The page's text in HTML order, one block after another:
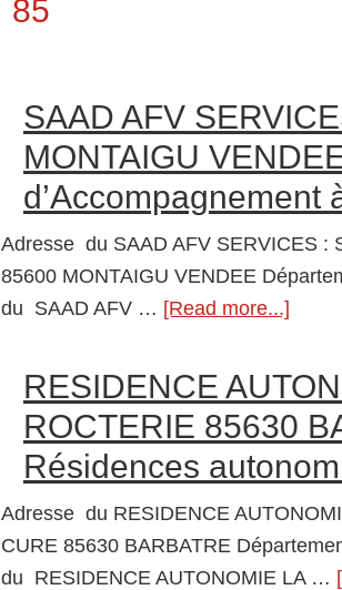
85
SAAD AFV
MONTAIGU
d’Accompagnement
Adresse du SAAD AFV SERVICES :
85600 MONTAIGU VENDEE
du SAAD AFV … [Read more...]
AFV
RESIDENCE
ROCTERIE 85630
Résidences
Adresse du RESIDENCE
CURE 85630 BARBATRE
du RESIDENCE AUTONOMIE LA …